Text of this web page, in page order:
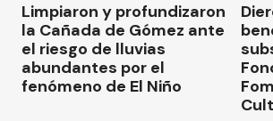
Limpiaron y profundizaron
la Cañada de Gómez ante
el riesgo de lluvias
abundantes por el
fenómeno de El Niño